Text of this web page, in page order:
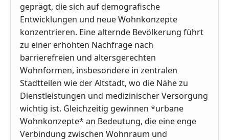
geprägt, die sich auf demografische
Entwicklungen und neue Wohnkonzepte
konzentrieren. Eine alternde Bevölkerung führt
zu einer erhöhten Nachfrage nach
barrierefreien und altersgerechten
Wohnformen, insbesondere in zentralen
Stadtteilen wie der Altstadt, wo die Nähe zu
Dienstleistungen und medizinischer Versorgung
wichtig ist. Gleichzeitig gewinnen *urbane
Wohnkonzepte* an Bedeutung, die eine enge
Verbindung zwischen Wohnraum und